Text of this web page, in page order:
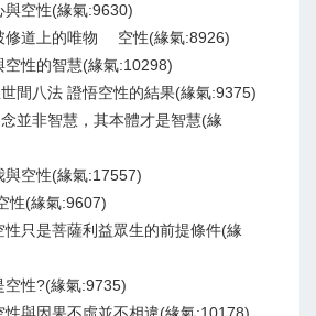
空性(緣氣:9630)
道上的唯物 空性(緣氣:8926)
性的智慧(緣氣:10298)
間八法 證悟空性的結果(緣氣:9375)
並非智慧，其本體才是智慧(緣
空性(緣氣:17557)
性(緣氣:9607)
只是菩薩利益眾生的前提條件(緣
性?(緣氣:9735)